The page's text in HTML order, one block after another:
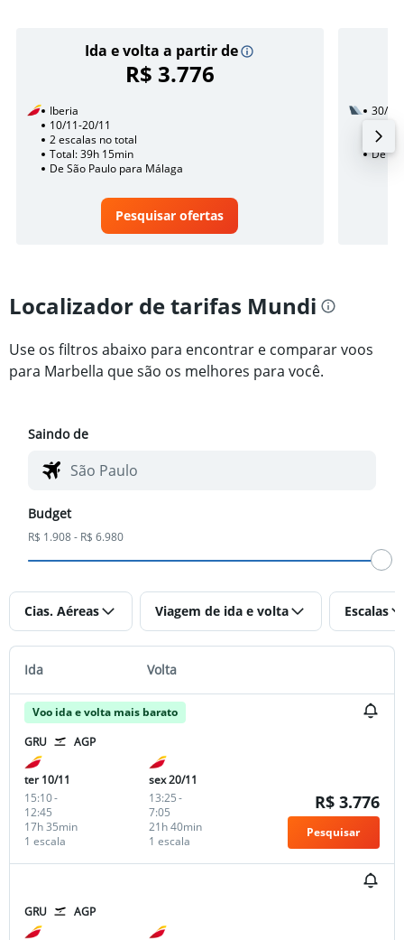
Ida e volta a partir de
R$ 3.776
Iberia
10/11-20/11
2 escalas no total
Total: 39h 15min
De São Paulo para Málaga
Pesquisar ofertas
30/10
1
De
Localizador de tarifas Mundi
Use os filtros abaixo para encontrar e comparar voos
para Marbella que são os melhores para você.
Saindo de
Budget
R$ 1.908 - R$ 6.980
Cias. Aéreas Viagem de ida e volta Escalas
Ida Volta
Voo ida e volta mais barato
GRU
AGP
ter 10/11
15:10-
12:45
1 escala
17h 35min
sex 20/11
13:25-
7:05
1 escala
21h 40min
R$ 3.776
Pesquisar
GRU AGP